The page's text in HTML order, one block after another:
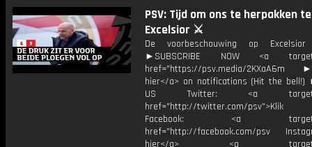
PSV: Tijd om ons te herpakken
Excelsior ⚔️
De voorbeschouwing op
►SUBSCRIBE NOW <a
href="https://psv.media/2KXaA6m
hier</a> on notifications (Hit the bell!)
US Twitter: <a
href="http://twitter.com/psv">Klik
Facebook: <a
href="http://facebook.com/psv
hier</a> <a